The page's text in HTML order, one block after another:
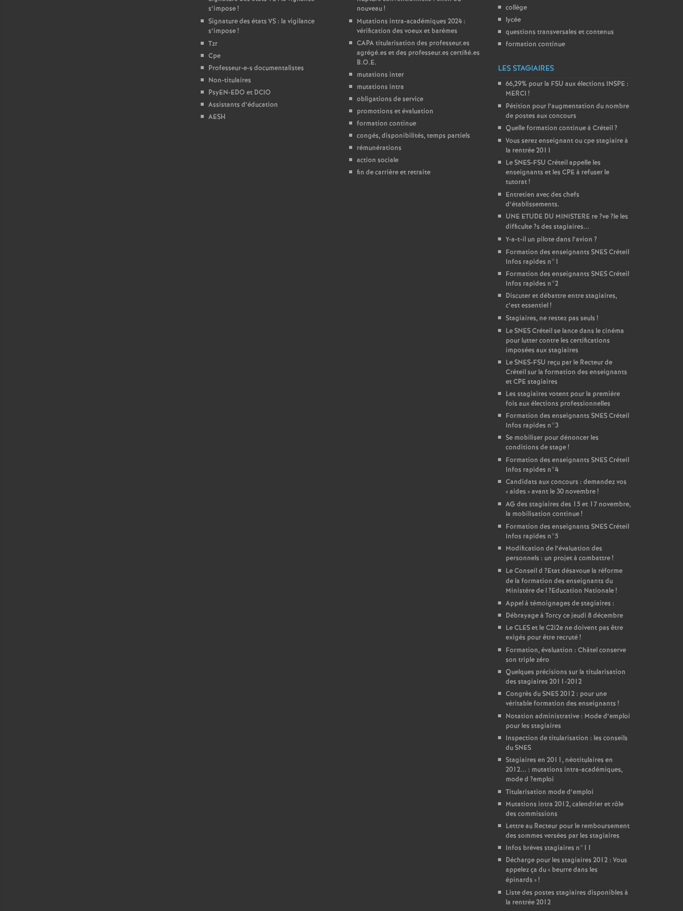
e
c
o
n
d
s’impose!
Signature des états VS: la vigilance
s’impose!
Tzr
Cpe
Professeur-e-s documentalistes
Non-titulaires
PsyEN-EDO et DCIO
Assistants d’éducation
AESH
nouveau!
Mutations intra-académiques 2024 :
vérification des voeux et barèmes
CAPAtitularisation des professeur.es
agrégé.es et des professeur.es certifié.es
B.O.E.
mutations inter
mutations intra
obligations de service
promotions et évaluation
formation continue
congés, disponibilités, temps partiels
rémunérations
action sociale
fin de carrière et retraite
collège
lycée
questions transversales et contenus
formation continue
LES STAGIAIRES
66,29% pour la FSU aux élections INSPE :
MERCI !
Pétition pour l’augmentation du nombre
de postes aux concours
Quelle formation continue à Créteil?
Vous serez enseignant ou cpe stagiaire à
la rentrée 2011
LeSNES-FSU Créteil appelle les
enseignants et les CPE à refuser le
tutorat!
Entretien avec des chefs
d’établissements.
UNE ETUDE DU MINISTERE re?ve?le les
difficulte?s des stagiaires...
Y-a-t-il un pilote dans l’avion ?
Formation des enseignants SNESCréteil
Infos rapides n°1
Formation des enseignants SNESCréteil
Infos rapides n°2
Discuter et débattre entre stagiaires,
c’est essentiel!
Stagiaires, ne restez pas seuls !
LeSNESCréteil se lance dans le cinéma
pour lutter contre les certifications
imposées aux stagiaires
LeSNES-FSU reçu par le Recteur de
Créteil sur la formation des enseignants
etCPE stagiaires
Les stagiaires votent pour la première
fois aux élections professionnelles
Formation des enseignants SNESCréteil
Infos rapides n°3
Se mobiliser pour dénoncer les
conditions de stage!
Formation des enseignants SNESCréteil
Infos rapides n°4
Candidats aux concours : demandez vos
«aides » avant le 30 novembre!
AG des stagiaires des 15 et 17 novembre,
la mobilisation continue!
Formation des enseignants SNESCréteil
Infos rapides n°5
Modification de l’évaluation des
personnels : un projet à combattre!
Le Conseil d ?Etat désavoue la réforme
de la formation des enseignants du
Ministère de l?Education Nationale!
Appel à témoignages de stagiaires :
Débrayage à Torcy ce jeudi 8 décembre
LeCLESet le C2i2e ne doivent pas être
exigés pour être recruté!
Formation, évaluation : Châtel conserve
son triple zéro
Quelques précisions sur la titularisation
des stagiaires 2011-2012
Congrès duSNES2012 : pour une
véritable formation des enseignants !
Notation administrative : Mode d’emploi
pour les stagiaires
Inspection de titularisation : les conseils
duSNES
Stagiaires en 2011, néotitulaires en
2012... : mutations intra-académiques,
mode d ?emploi
Titularisation mode d’emploi
Mutations intra 2012, calendrier et rôle
des commissions
Lettre au Recteur pour le remboursement
des sommes versées par les stagiaires
Infos brèves stagiaires n°11
Décharge pour les stagiaires 2012 : Vous
appelez ça du « beurre dans les
épinards »!
Liste des postes stagiaires disponibles à
la rentrée 2012